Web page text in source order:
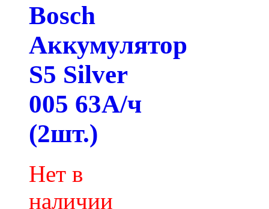
Bosch
Аккумулятор
S5 Silver
005 63А/ч
(2шт.)
Нет в
наличии